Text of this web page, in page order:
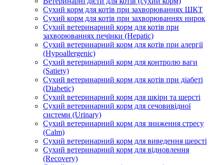
Сухий корм для котів при захворюваннях ШКТ
Сухий корм для котів при захворюваннях нирок
Сухий ветеринарний корм для котів при
захворюваннях печінки (Hepatic)
Сухий ветеринарний корм для котів при алергії
(Hypoallergenic)
Сухий ветеринарний корм для контролю ваги
(Satiety)
Сухий ветеринарний корм для котів при діабеті
(Diabetic)
Сухий ветеринарний корм для шкіри та шерсті
Сухий ветеринарний корм для сечовивідної
системи (Urinary)
Сухий ветеринарний корм для зниження стресу
(Calm)
Сухий ветеринарний корм для виведення шерсті
Сухий ветеринарний корм для відновлення
(Recovery)